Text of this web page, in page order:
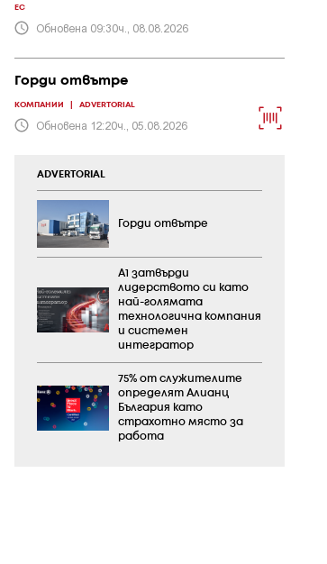
ЕС
Обновена 09:30ч., 08.08.2026
Горди отвътре
КОМПАНИИ ADVERTORIAL
Обновена 12:20ч., 05.08.2026
ADVERTORIAL
Горди отвътре
А1 затвърди
лидерството си като
най-голямата
технологична компания
и системен
интегратор
75% от служителите
определят Алианц
България като
страхотно място за
работа